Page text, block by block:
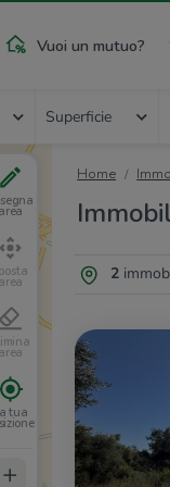
Vuoi un mutuo?
Superficie
Home
2
area
area
area
tua
+